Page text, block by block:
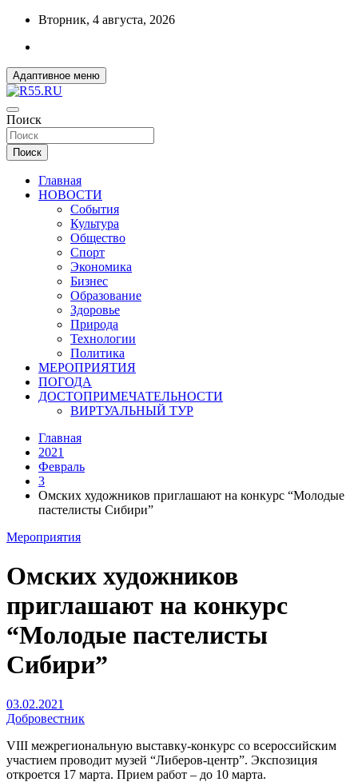
Перейти
содержимому
Вторник, 4 августа, 2026
Адаптивное меню
R55.RU
ДОБРЫЕ ВЕСТИ ИЗ ОМСКА
Поиск
Поиск
Главная
НОВОСТИ
События
Культура
Общество
Спорт
Экономика
Бизнес
Образование
Здоровье
Природа
Технологии
Политика
МЕРОПРИЯТИЯ
ПОГОДА
ДОСТОПРИМЕЧАТЕЛЬНОСТИ
ВИРТУАЛЬНЫЙ ТУР
Главная
2021
Февраль
3
Омских художников приглашают на конкурс “Молодые
пастелисты Сибири”
Мероприятия
Омских художников
приглашают на конкурс
“Молодые пастелисты
Сибири”
03.02.2021
Добровестник
VIII межрегиональную выставку-конкурс со всероссийским
участием проводит музей “Либеров-центр”. Экспозиция
откроется 17 марта. Прием работ – до 10 марта.